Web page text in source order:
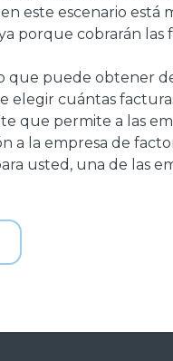
este escenario está
porque cobrarán
que puede obtener
elegir cuántas
que permite a las
a la empresa de
usted, una de las